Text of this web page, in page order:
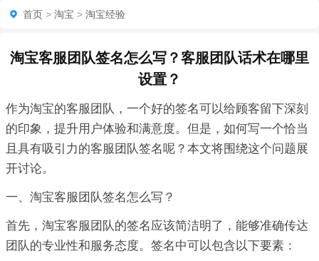
首页 > 淘宝 > 淘宝经验
淘宝客服团队签名怎么写？客服团队话术在哪里
设置？
作为淘宝的客服团队，一个好的签名可以给顾客留下深刻
的印象，提升用户体验和满意度。但是，如何写一个恰当
且具有吸引力的客服团队签名呢？本文将围绕这个问题展
开讨论。
一、淘宝客服团队签名怎么写？
首先，淘宝客服团队的签名应该简洁明了，能够准确传达
团队的专业性和服务态度。签名中可以包含以下要素：